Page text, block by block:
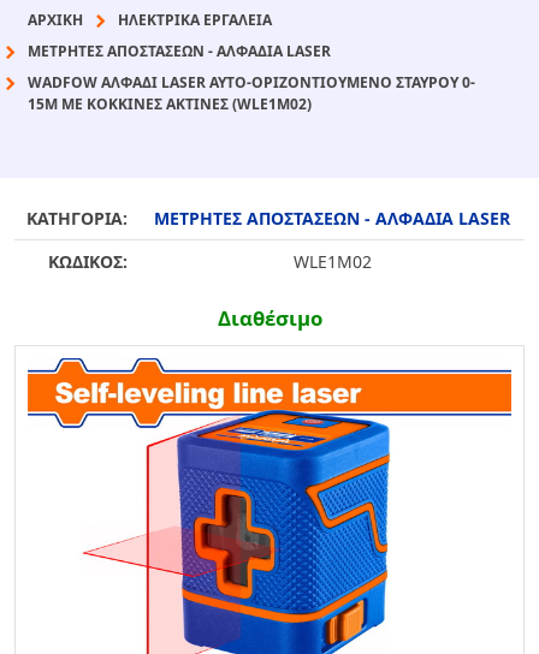
ΑΡΧΙΚΉ
ΗΛΕΚΤΡΙΚΑ ΕΡΓΑΛΕΙΑ
ΜΕΤΡΗΤΕΣ ΑΠΟΣΤΑΣΕΩΝ - ΑΛΦΑΔΙΑ LASER
WADFOW ΑΛΦΑΔΙ LASER ΑΥΤΟ-ΟΡΙΖΟΝΤΙΟΥΜΕΝΟ ΣΤΑΥΡΟΥ 0-
15M ΜΕ ΚΟΚΚΙΝΕΣ ΑΚΤΙΝΕΣ (WLE1M02)
ΚΑΤΗΓΟΡΙΑ:
ΜΕΤΡΗΤΕΣ ΑΠΟΣΤΑΣΕΩΝ - ΑΛΦΑΔΙΑ LASER
ΚΩΔΙΚΟΣ:
WLE1M02
Διαθέσιμο